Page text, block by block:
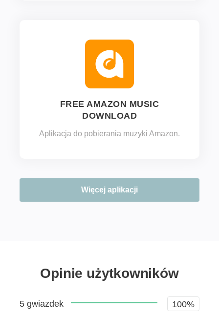
FREE AMAZON MUSIC
DOWNLOAD
Aplikacja do pobierania muzyki Amazon.
Więcej aplikacji
Opinie użytkowników
5 gwiazdek 100%